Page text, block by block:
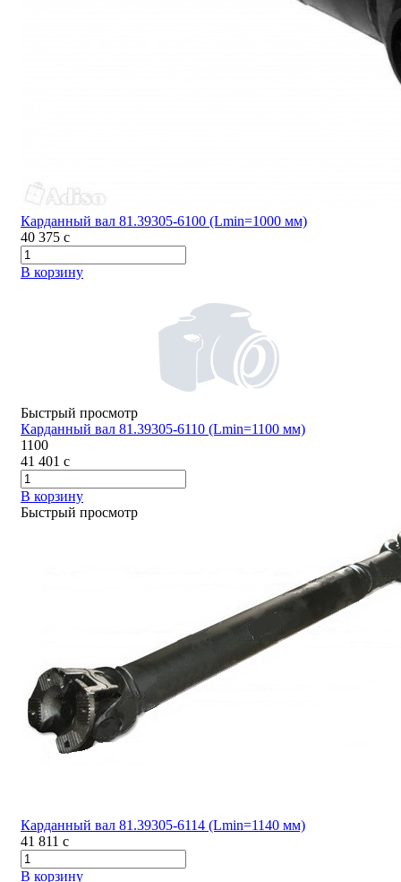
Карданный вал 81.39305-6100 (Lmin=1000 мм)
40 375 c
В корзину
Быстрый просмотр
Карданный вал 81.39305-6110 (Lmin=1100 мм)
1100
41 401 c
В корзину
Быстрый просмотр
Карданный вал 81.39305-6114 (Lmin=1140 мм)
41 811 c
В корзину